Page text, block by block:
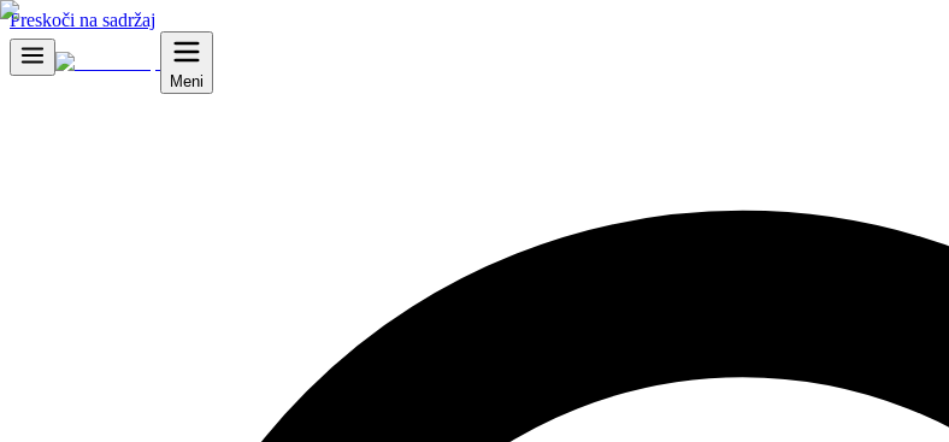
Preskoči na sadržaj
Meni